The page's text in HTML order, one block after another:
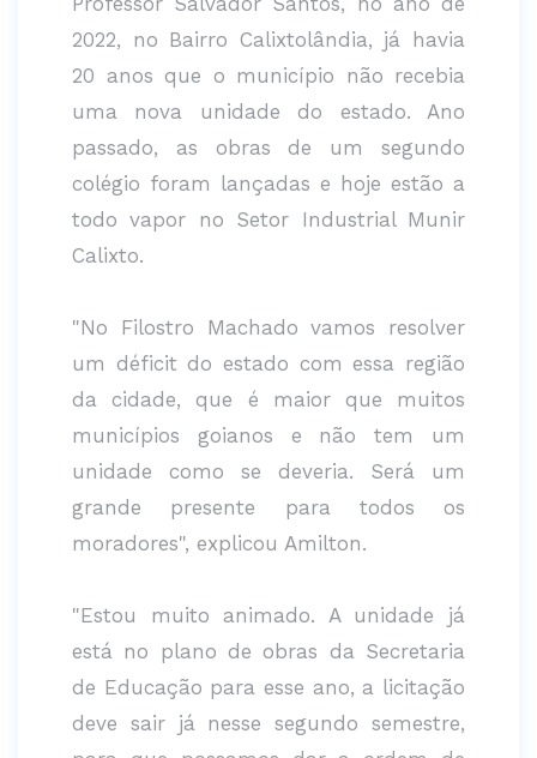
2022, no Bairro Calixtolândia, já havia
20 anos que o município não recebia
uma nova unidade do estado. Ano
passado, as obras de um segundo
colégio foram lançadas e hoje estão a
todo vapor no Setor Industrial Munir
Calixto.
"No Filostro Machado vamos resolver
um déficit do estado com essa região
da cidade, que é maior que muitos
municípios goianos e não tem um
unidade como se deveria. Será um
grande presente para todos os
moradores", explicou Amilton.
"Estou muito animado. A unidade já
está no plano de obras da Secretaria
de Educação para esse ano, a licitação
deve sair já nesse segundo semestre,